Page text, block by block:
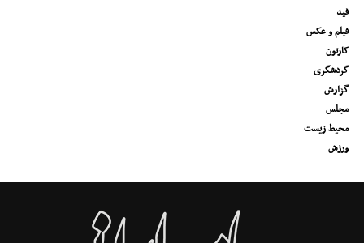
فید
فیلم و عکس
کارتون
گردشگری
گزارش
مجلس
محیط زیست
ورزش